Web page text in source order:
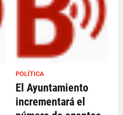
POLÍTICA
El Ayuntamiento
incrementará el